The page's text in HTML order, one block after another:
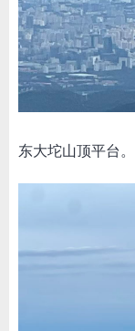
东大坨山顶平台。